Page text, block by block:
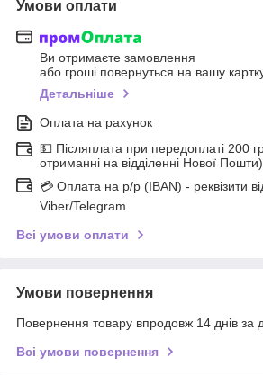
Умови оплати
Ви отримаєте замовлення
або гроші повернуться на вашу
Детальніше
Оплата на рахунок
💵 Післяплата при передоплаті 200
отриманні на відділенні Нової Пошти)
💳 Оплата на р/р (IBAN) - реквізити
Viber/Telegram
Всі умови оплати
Умови повернення
Повернення товару впродовж 14 днів за
Всі умови повернення